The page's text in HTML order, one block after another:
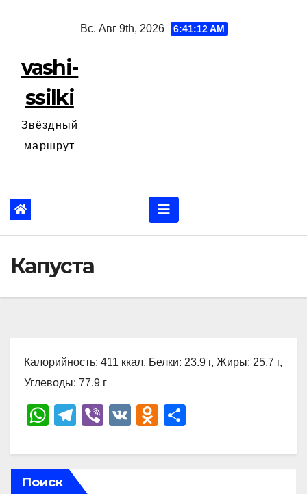
Вс. Авг 9th, 2026 6:41:13 AM
vashi-
ssilki
Звёздный
маршрут
Капуста
Калорийность: 411 ккал, Белки: 23.9 г, Жиры: 25.7 г,
Углеводы: 77.9 г
W
at
s
T
e
gr
Vi
er
V
O
n
р
Поиск